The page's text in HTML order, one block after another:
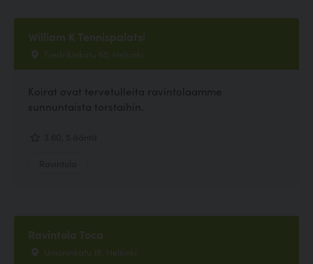
William K Tennispalatsi
Fredrikinkatu 65, Helsinki
Koirat ovat tervetulleita ravintolaamme
sunnuntaista torstaihin.
Ravintola Toca
Unioninkatu 18, Helsinki